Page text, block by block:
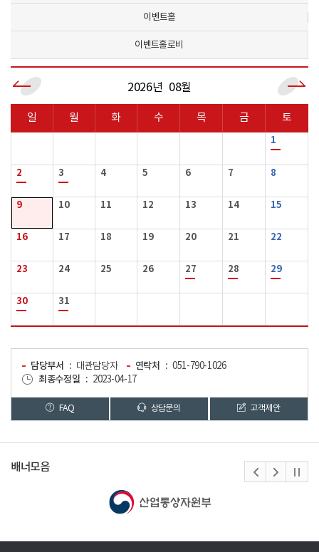
이벤트홀
이벤트홀로비
2026년 08월
일 월 화 수 목 금 토
1
2 3 4 5 6 7 8
9 10 11 12 13 14 15
16 17 18 19 20 21 22
23 24 25 26 27 28 29
30 31
담당부서 대관담당자 연락처
051-790-1026
최종수정일
2023-04-17
FAQ 상담문의 고객제안
배너모음